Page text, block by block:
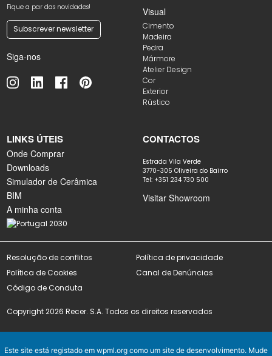
Fique a par das novidades!
Subscrever newsletter
Siga-nos
Visual
Cimento
Madeira
Pedra
Mármore
Atelier Design
Cor
Exterior
Rústico
LINKS ÚTEIS
Onde Comprar
Downloads
Simulador de Cerâmica
BIM
A minha conta
CONTACTOS
Estrada Vila Verde
3770-305 Oliveira do Bairro
Tel: +351 234 730 500
Visitar Showroom
Resolução de conflitos
Política de privacidade
Política de Cookies
Canal de Denúncias
Código de Conduta
Copyright 2026 Recer. S.A. Todos os direitos reservados
Este site está registado em wpml.org como um site de desenvolvimento. Mude